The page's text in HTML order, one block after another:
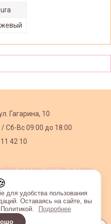
Гагарина, 10
/Сб-Вс 09:00 до 18:00
42 10
указаны оптовые цены,
для удобства пользования
Оставаясь на сайте, вы
Подробнее